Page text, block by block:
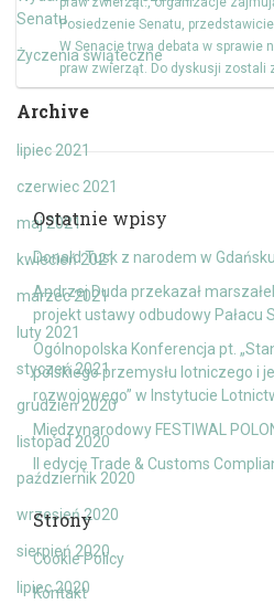
Senatu
Życzenia świąteczne
Archive
lipiec 2021
czerwiec 2021
maj 2021
kwiecień 2021
marzec 2021
luty 2021
styczeń 2021
grudzień 2020
listopad 2020
październik 2020
wrzesień 2020
sierpień 2020
lipiec 2020
Posiedzenie Senatu,
W Senacie trwa debata w sprawie
praw zwierząt. Do dyskusji zostali
Ostatnie wpisy
Donald Tusk z narodem w Gdańsku
Andrzej Duda przekazał
projekt ustawy odbudowy Pałacu
Ogólnopolska Konferencja pt.
polskiego przemysłu lotniczego i
rozwojowego” w Instytucie
Międzynarodowy FESTIWAL
II edycję Trade & Customs
Strony
Cookie Policy
Kontakt